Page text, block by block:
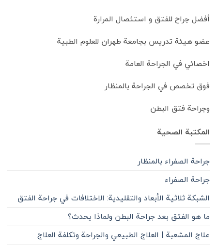
أفضل جراح للفتق و استئصال المرارة
عضو هيئة تدريس بجامعة طهران للعلوم الطبية
اخصائي في الجراحة العامة
فوق تخصص في الجراحة بالمنظار
وجراحة فتق البطن
المكتبة الصحية
جراحة الصفراء بالمنظار
جراحة الصفراء
الشبكة ثلاثية الأبعاد والتقليدية: الاختلافات في جراحة الفتق
ما هو الفتق بعد جراحة البطن ولماذا يحدث؟
علاج المشعبة | العلاج الطبيعي والجراحة وتكلفة العلاج